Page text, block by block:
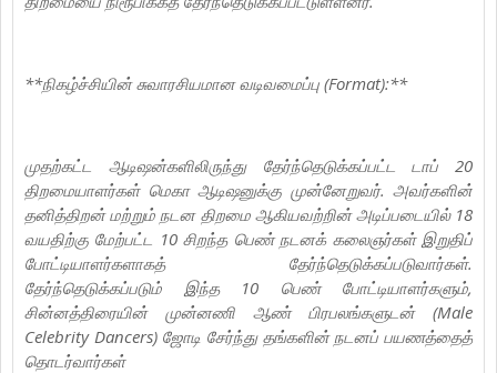
**நிகழ்ச்சியின் சுவாரசியமான வடிவமைப்பு (Format):**
முதற்கட்ட ஆடிஷன்களிலிருந்து தேர்ந்தெடுக்கப்பட்ட டாப் 20
திறமையாளர்கள் மெகா ஆடிஷனுக்கு முன்னேறுவர். அவர்களின்
தனித்திறன் மற்றும் நடன திறமை ஆகியவற்றின் அடிப்படையில் 18
வயதிற்கு மேற்பட்ட 10 சிறந்த பெண் நடனக் கலைஞர்கள் இறுதிப்
போட்டியாளர்களாகத் தேர்ந்தெடுக்கப்படுவார்கள்.
தேர்ந்தெடுக்கப்படும் இந்த 10 பெண் போட்டியாளர்களும்,
சின்னத்திரையின் முன்னணி ஆண் பிரபலங்களுடன் (Male
Celebrity Dancers) ஜோடி சேர்ந்து தங்களின் நடனப் பயணத்தைத்
தொடர்வார்கள்